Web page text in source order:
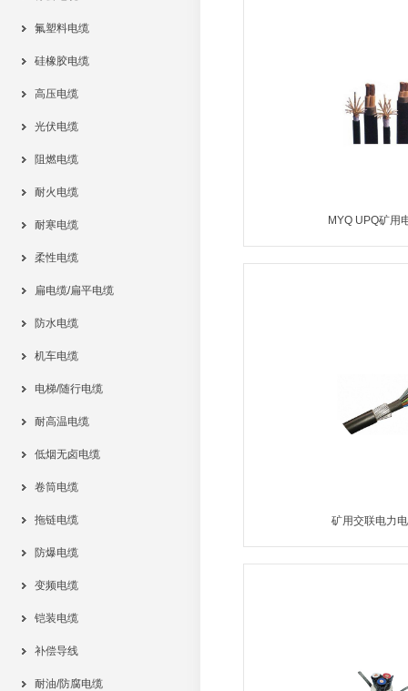
氟塑料电缆
硅橡胶电缆
高压电缆
光伏电缆
阻燃电缆
耐火电缆
耐寒电缆
柔性电缆
扁电缆/扁平电缆
防水电缆
机车电缆
电梯/随行电缆
耐高温电缆
低烟无卤电缆
卷筒电缆
拖链电缆
防爆电缆
变频电缆
铠装电缆
补偿导线
耐油/防腐电缆
MYQ UPQ矿用
MORE
矿用交联电力
MORE